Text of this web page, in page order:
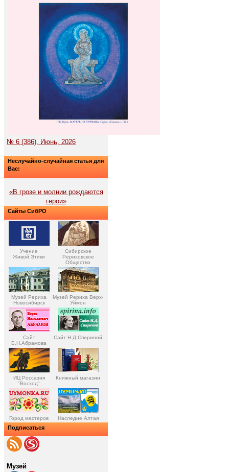
№ 6 (386), Июнь, 2026
Неслучайно-случайная статья для
Вас:
«В грозе и молнии рождаются
герои»
Сайты СибРО
Учение
Живой Этики
Сибирское
Рериховское
Общество
Музей Рериха
Новосибирск
Музей Рериха Верх-
Уймон
Сайт
Б.Н.Абрамова
Сайт Н.Д.Спириной
ИЦ Россазия
"Восход"
Книжный магазин
Город мастеров Наследие Алтая
Подписаться
Музей